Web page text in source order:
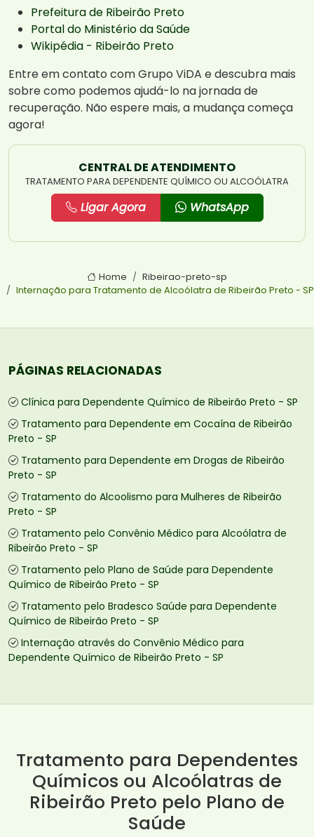
Prefeitura de Ribeirão Preto
Portal do Ministério da Saúde
Wikipédia - Ribeirão Preto
Entre em contato com Grupo ViDA e descubra mais
sobre como podemos ajudá-lo na jornada de
recuperação. Não espere mais, a mudança começa
agora!
CENTRAL DE ATENDIMENTO
TRATAMENTO PARA DEPENDENTE QUÍMICO OU ALCOÓLATRA
Ligar Agora WhatsApp
Home
Ribeirao-preto-sp
Internação para Tratamento de Alcoólatra de Ribeirão Preto - SP
PÁGINAS RELACIONADAS
Clínica para Dependente Químico de Ribeirão Preto - SP
Tratamento para Dependente em Cocaína de Ribeirão
Preto - SP
Tratamento para Dependente em Drogas de Ribeirão
Preto - SP
Tratamento do Alcoolismo para Mulheres de Ribeirão
Preto - SP
Tratamento pelo Convênio Médico para Alcoólatra de
Ribeirão Preto - SP
Tratamento pelo Plano de Saúde para Dependente
Químico de Ribeirão Preto - SP
Tratamento pelo Bradesco Saúde para Dependente
Químico de Ribeirão Preto - SP
Internação através do Convênio Médico para
Dependente Químico de Ribeirão Preto - SP
Tratamento para Dependentes
Químicos ou Alcoólatras de
Ribeirão Preto pelo Plano de
Saúde